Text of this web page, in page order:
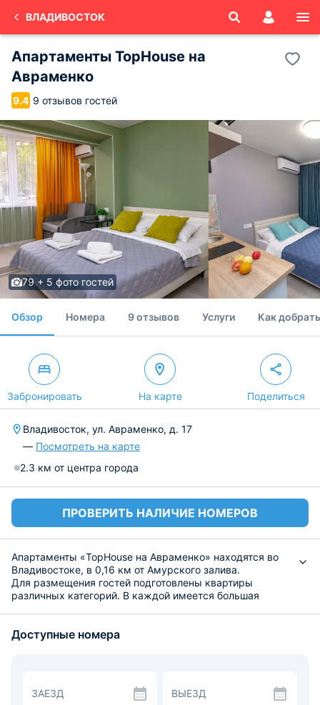
ВЛАДИВОСТОК
Апартаменты TopHouse на
Авраменко
9.4 9 отзывов гостей
79 + 5 фото гостей
Обзор Номера 9 отзывов Услуги Как
Забронировать На карте Поделиться
Владивосток, ул. Авраменко, д. 17
— Посмотреть на карте
2.3 км от центра города
ПРОВЕРИТЬ НАЛИЧИЕ НОМЕРОВ
Апартаменты «TopHouse на Авраменко» находятся во
Владивостоке, в 0,16 км от Амурского залива.
Для размещения гостей подготовлены квартиры
различных категорий. В каждой имеется большая
предоставляется кондиционер, телевизор и бесплатный
Кухня оборудована современной бытовой техникой,
чтобы постояльцы могли с комфортом готовить
Доступные номера
ЗАЕЗД ВЫЕЗД